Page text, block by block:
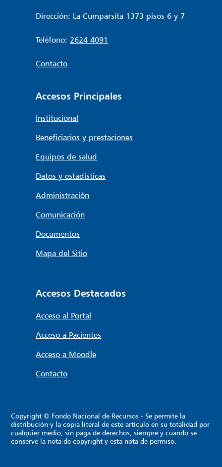
Dirección: La Cumparsita 1373 pisos 6 y 7
Teléfono: 2624 4091
Contacto
Accesos Principales
Institucional
Beneficiarios y prestaciones
Equipos de salud
Datos y estadísticas
Administración
Comunicación
Documentos
Mapa del Sitio
Accesos Destacados
Acceso al Portal
Acceso a Pacientes
Acceso a Moodle
Contacto
Copyright © Fondo Nacional de Recursos - Se permite la
distribución y la copia literal de este artículo en su totalidad por
cualquier medio, sin paga de derechos, siempre y cuando se
conserve la nota de copyright y esta nota de permiso.